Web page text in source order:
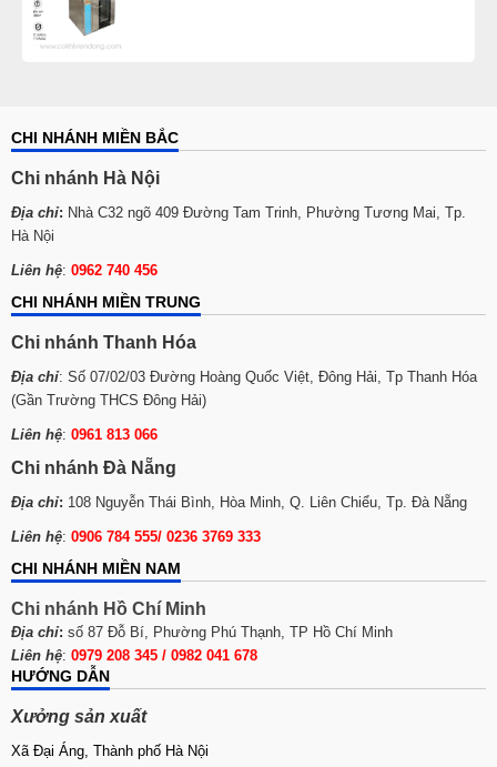
CHI NHÁNH MIỀN BẮC
Chi nhánh Hà Nội
Địa chỉ: Nhà C32 ngõ 409 Đường Tam Trinh, Phường Tương Mai, Tp.
Hà Nội
Liên hệ: 0962 740 456
CHI NHÁNH MIỀN TRUNG
Chi nhánh Thanh Hóa
Địa chỉ: Số 07/02/03 Đường Hoàng Quốc Việt, Đông Hải, Tp Thanh Hóa
(Gần Trường THCS Đông Hải)
Liên hệ: 0961 813 066
Chi nhánh Đà Nẵng
Địa chỉ: 108 Nguyễn Thái Bình, Hòa Minh, Q. Liên Chiểu, Tp. Đà Nẵng
Liên hệ: 0906 784 555/ 0236 3769 333
CHI NHÁNH MIỀN NAM
Chi nhánh Hồ Chí Minh
Địa chỉ: số 87 Đỗ Bí, Phường Phú Thạnh, TP Hồ Chí Minh
Liên hệ: 0979 208 345 / 0982 041 678
HƯỚNG DẪN
Xưởng sản xuất
Xã Đại Áng, Thành phố Hà Nội